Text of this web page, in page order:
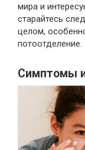
мира и
старайтесь
целом,
потоотделение.
Симптомы